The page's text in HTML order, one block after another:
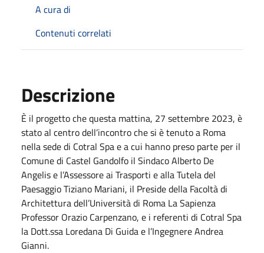
A cura di
Contenuti correlati
Descrizione
È il progetto che questa mattina, 27 settembre 2023, è
stato al centro dell’incontro che si è tenuto a Roma
nella sede di Cotral Spa e a cui hanno preso parte per il
Comune di Castel Gandolfo il Sindaco Alberto De
Angelis e l’Assessore ai Trasporti e alla Tutela del
Paesaggio Tiziano Mariani, il Preside della Facoltà di
Architettura dell’Università di Roma La Sapienza
Professor Orazio Carpenzano, e i referenti di Cotral Spa
la Dott.ssa Loredana Di Guida e l’Ingegnere Andrea
Gianni.